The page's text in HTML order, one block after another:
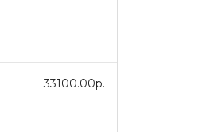
33100.00р.